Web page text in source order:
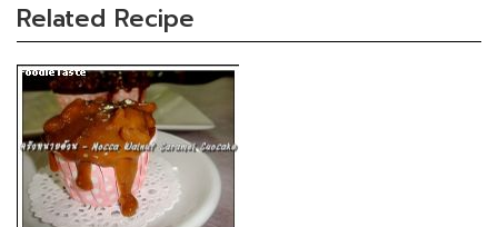
Related Recipe